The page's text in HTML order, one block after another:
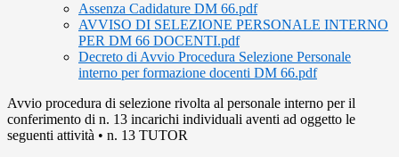
Assenza Cadidature DM 66.pdf
AVVISO DI SELEZIONE PERSONALE INTERNO
PER DM 66 DOCENTI.pdf
Decreto di Avvio Procedura Selezione Personale
interno per formazione docenti DM 66.pdf
Avvio procedura di selezione rivolta al personale interno per il
conferimento di n. 13 incarichi individuali aventi ad oggetto le
seguenti attività • n. 13 TUTOR